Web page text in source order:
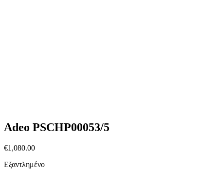
Adeo PSCHP00053/5
€1,080.00
Εξαντλημένο